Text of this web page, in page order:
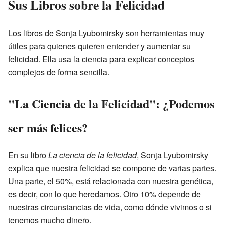
Sus Libros sobre la Felicidad
Los libros de Sonja Lyubomirsky son herramientas muy
útiles para quienes quieren entender y aumentar su
felicidad. Ella usa la ciencia para explicar conceptos
complejos de forma sencilla.
"La Ciencia de la Felicidad": ¿Podemos
ser más felices?
En su libroLa ciencia de la felicidad, Sonja Lyubomirsky
explica que nuestra felicidad se compone de varias partes.
Una parte, el 50%, está relacionada con nuestra genética,
es decir, con lo que heredamos. Otro 10% depende de
nuestras circunstancias de vida, como dónde vivimos o si
tenemos mucho dinero.